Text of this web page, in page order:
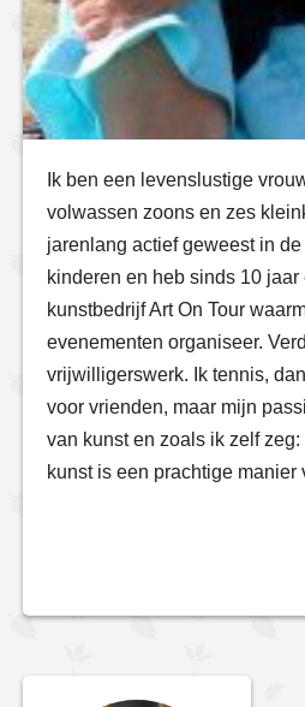
Ik ben een levenslustige
volwassen zoons en zes
jarenlang actief geweest in
kinderen en heb sinds 10 jaar
kunstbedrijf Art On Tour
evenementen organiseer.
vrijwilligerswerk. Ik tennis,
voor vrienden, maar mijn
van kunst en zoals ik zelf
kunst is een prachtige manier